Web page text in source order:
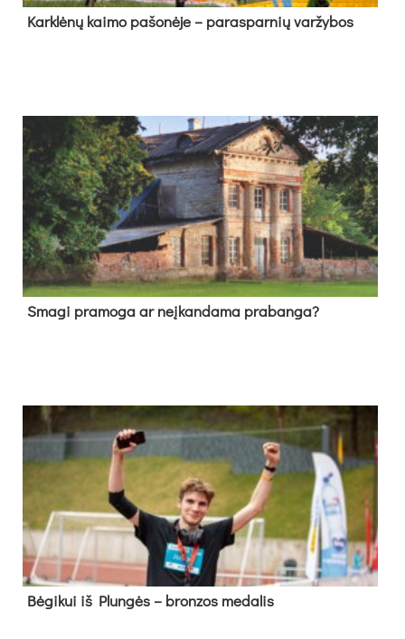
Kark­lė­nų kai­mo pa­šo­nė­je – pa­ras­par­nių var­žy­bos
Sma­gi pra­mo­ga ar neį­kan­da­ma pra­ban­ga?
Bė­gi­kui iš Plun­gės – bron­zos me­da­lis